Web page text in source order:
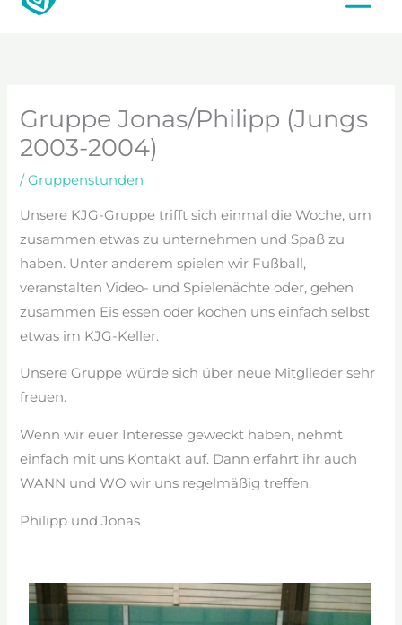
Gruppe Jonas/Philipp (Jungs
2003-2004)
/Gruppenstunden
Unsere KJG-Gruppe trifft sich einmal die Woche, um
zusammen etwas zu unternehmen und Spaß zu
haben. Unter anderem spielen wir Fußball,
veranstalten Video- und Spielenächte oder, gehen
zusammen Eis essen oder kochen uns einfach selbst
etwas im KJG-Keller.
Unsere Gruppe würde sich über neue Mitglieder sehr
freuen.
Wenn wir euer Interesse geweckt haben, nehmt
einfach mit uns Kontakt auf. Dann erfahrt ihr auch
WANN und WO wir uns regelmäßig treffen.
Philipp und Jonas